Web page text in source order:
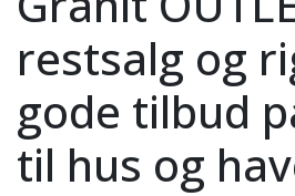
restsalg og
gode tilbud
til hus og